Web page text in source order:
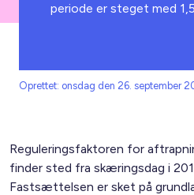
periode er steget med
Oprettet: onsdag den 26. september
Reguleringsfaktoren for
finder sted fra skæringsdag i
Fastsættelsen er sket på